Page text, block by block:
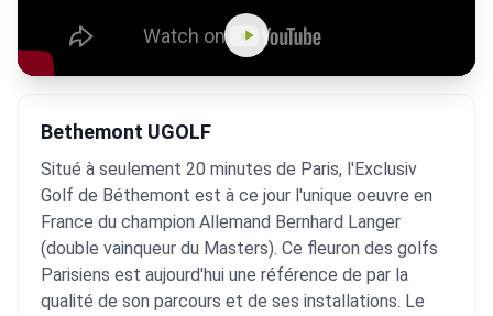
Bethemont UGOLF
Situé à seulement 20 minutes de Paris, l'Exclusiv
Golf de Béthemont est à ce jour l'unique oeuvre en
France du champion Allemand Bernhard Langer
(double vainqueur du Masters). Ce fleuron des golfs
Parisiens est aujourd'hui une référence de par la
qualité de son parcours et de ses installations. Le